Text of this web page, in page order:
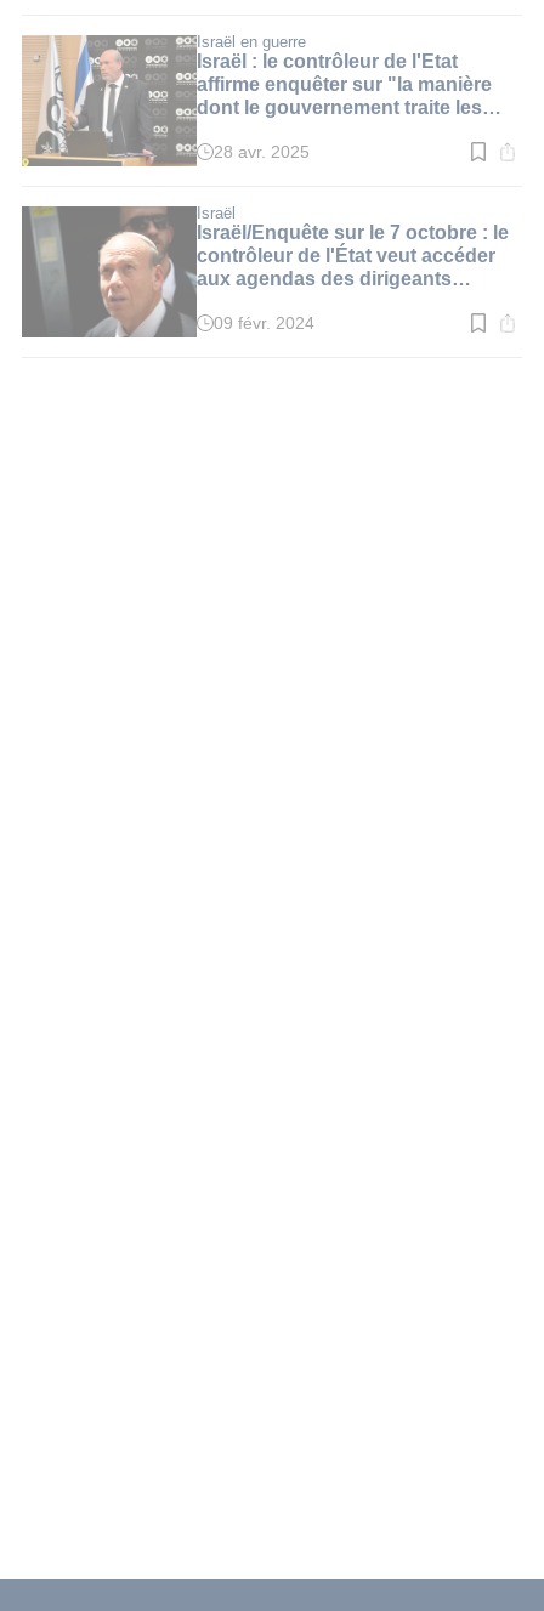
:
3
min.
Israël en guerre
Israël : le contrôleur de l'Etat
affirme enquêter sur "la manière
dont le gouvernement traite les
Temps
:
4
min.
28 avr. 2025
Israël
Israël/Enquête sur le 7 octobre : le
contrôleur de l'État veut accéder
aux agendas des dirigeants
Temps
09 févr. 2024